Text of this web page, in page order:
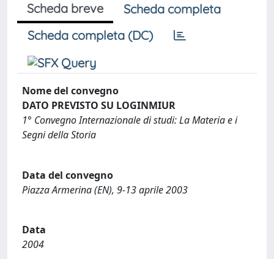
Scheda breve
Scheda completa
Scheda completa (DC)
Nome del convegno
DATO PREVISTO SU LOGINMIUR
1° Convegno Internazionale di studi: La Materia e i
Segni della Storia
Data del convegno
Piazza Armerina (EN), 9-13 aprile 2003
Data
2004